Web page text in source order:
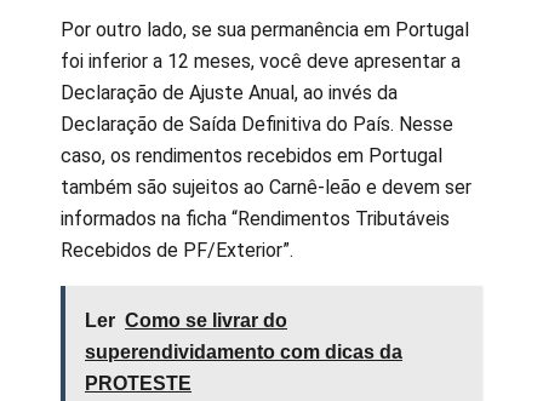
Por outro lado, se sua permanência em Portugal
foi inferior a 12 meses, você deve apresentar a
Declaração de Ajuste Anual, ao invés da
Declaração de Saída Definitiva do País. Nesse
caso, os rendimentos recebidos em Portugal
também são sujeitos ao Carnê-leão e devem ser
informados na ficha “Rendimentos Tributáveis
Recebidos de PF/Exterior”.
Ler Como se livrar do
superendividamento com dicas da
PROTESTE